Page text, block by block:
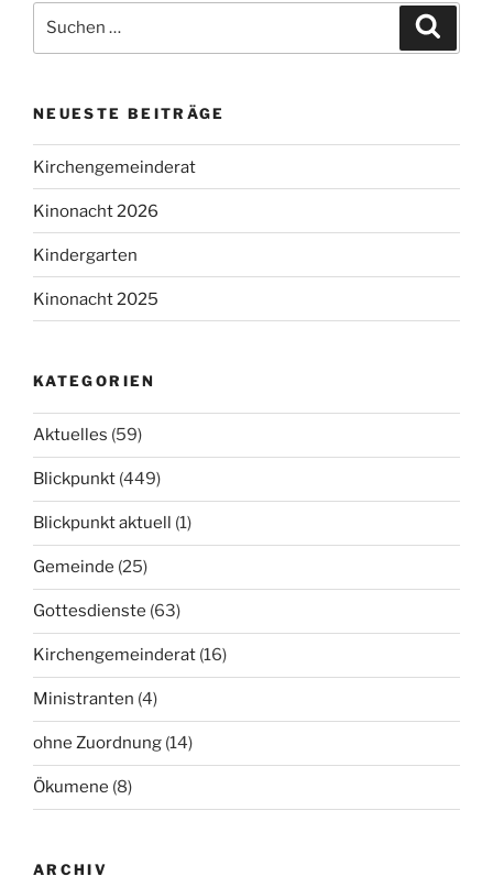
nach:
NEUESTE BEITRÄGE
Kirchengemeinderat
Kinonacht 2026
Kindergarten
Kinonacht 2025
KATEGORIEN
Aktuelles (59)
Blickpunkt (449)
Blickpunkt aktuell (1)
Gemeinde (25)
Gottesdienste (63)
Kirchengemeinderat (16)
Ministranten (4)
ohne Zuordnung (14)
Ökumene (8)
ARCHIV